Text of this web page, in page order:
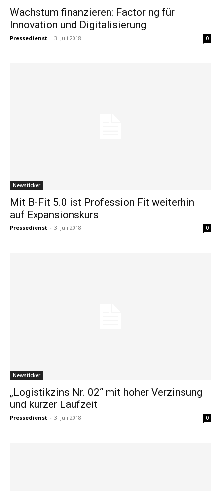
Wachstum finanzieren: Factoring für
Innovation und Digitalisierung
Pressedienst - 3. Juli 2018 0
Newsticker
Mit B-Fit 5.0 ist Profession Fit weiterhin
auf Expansionskurs
Pressedienst - 3. Juli 2018 0
Newsticker
„Logistikzins Nr. 02“ mit hoher Verzinsung
und kurzer Laufzeit
Pressedienst - 3. Juli 2018 0